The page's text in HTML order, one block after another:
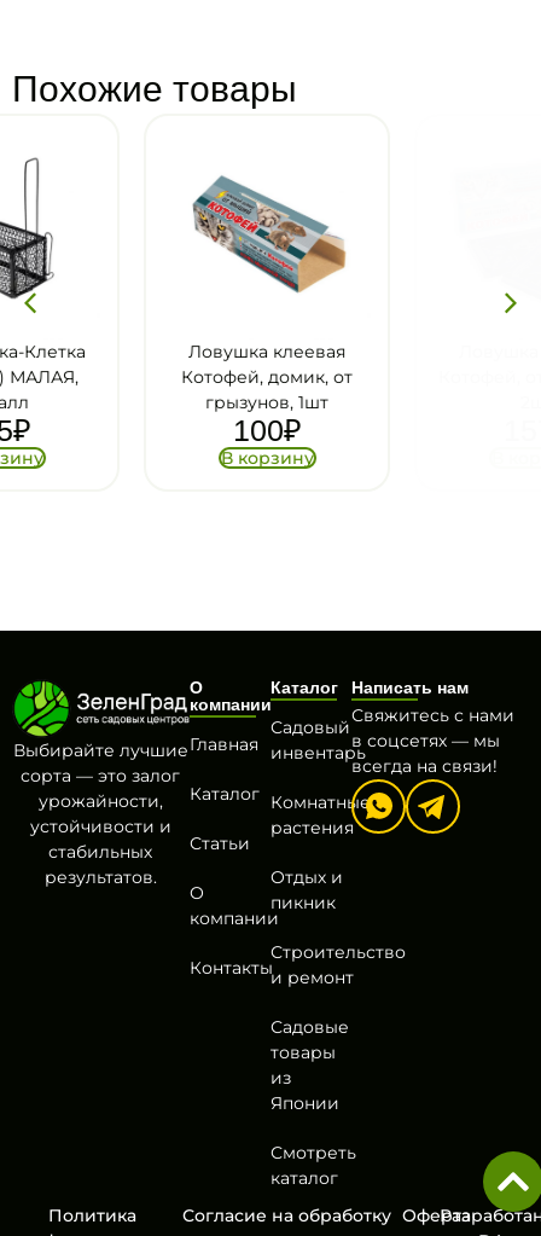
Похожие товары
Ловушка клеевая
Котофей, домик, от
Ловушка клеевая
Котофей, от грызунов,
Выбирайте лучшие
сорта — это залог
урожайности,
устойчивости и
стабильных
результатов.
О
компании
Главная
Каталог
Статьи
О
компании
Контакты
Каталог
Садовый
инвентарь
Комнатные
растения
Отдых и
пикник
Строительство
и ремонт
Садовые
товары
из
Японии
Смотреть
каталог
Написать нам
Свяжитесь с нами
в соцсетях — мы
всегда на связи!
Политика
Согласие на обработку Оферта